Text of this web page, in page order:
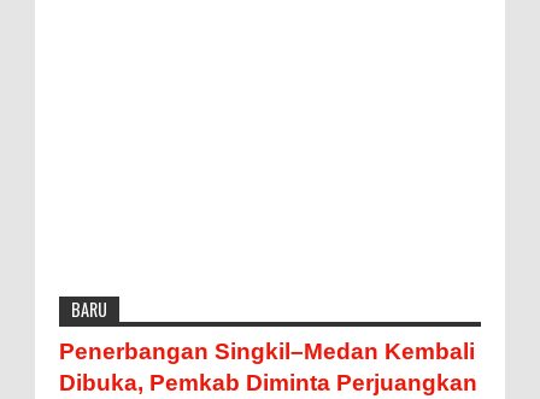
BARU
Penerbangan Singkil–Medan Kembali
Dibuka, Pemkab Diminta Perjuangkan